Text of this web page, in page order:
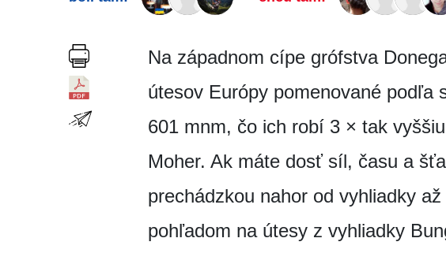
Na západnom cípe grófstva
útesov Európy pomenované podľa
601 mnm, čo ich robí 3 × tak
Moher. Ak máte dosť síl, času a
prechádzkou nahor od vyhliadky
pohľadom na útesy z vyhliadky